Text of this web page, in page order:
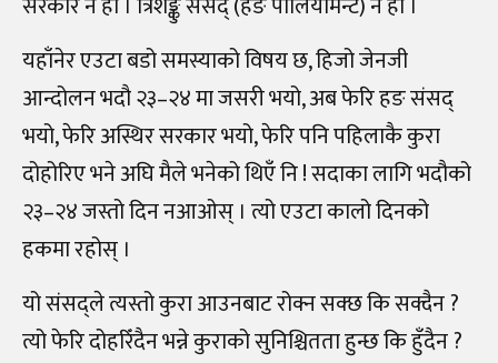
यहाँनेर एउटा बडो समस्याको विषय छ, हिजो जेनजी
आन्दोलन भदौ २३–२४ मा जसरी भयो, अब फेरि हङ संसद्
भयो, फेरि अस्थिर सरकार भयो, फेरि पनि पहिलाकै कुरा
दोहोरिए भने अघि मैले भनेको थिएँ नि ! सदाका लागि भदौको
२३–२४ जस्तो दिन नआओस् । त्यो एउटा कालो दिनको
हकमा रहोस् ।
यो संसद्ले त्यस्तो कुरा आउनबाट रोक्न सक्छ कि सक्दैन ?
त्यो फेरि दोहरिँदैन भन्ने कुराको सुनिश्चितता हुन्छ कि हुँदैन ?